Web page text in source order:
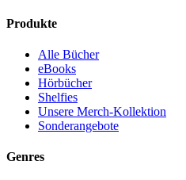
Produkte
Alle Bücher
eBooks
Hörbücher
Shelfies
Unsere Merch-Kollektion
Sonderangebote
Genres